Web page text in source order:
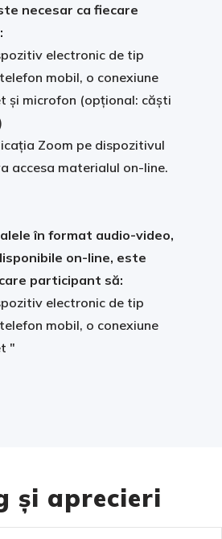
necesar ca fiecare
electronic de tip
mobil, o conexiune
și microfon (opțional: căști
Zoom pe dispozitivul
accesa materialul on-line.
în format audio-video,
on-line, este
participant să:
electronic de tip
mobil, o conexiune
"
și aprecieri